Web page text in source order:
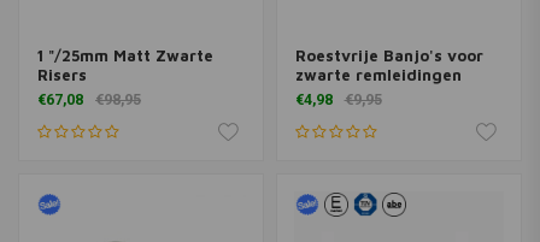
1 "/25mm Matt Zwarte
Risers
€67,08 €98,95
Roestvrije Banjo's voor
zwarte remleidingen
€4,98 €9,95